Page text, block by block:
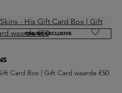
ONLINE EXCLUSIVE
Card Box | Gift Card waarde €50